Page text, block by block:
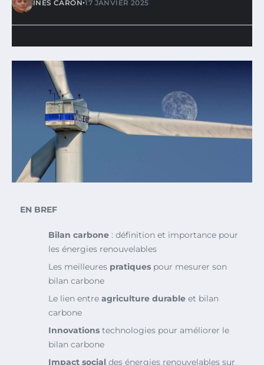
INÈS CARON•17 JANVIER 2025
EN BREF
Bilan carbone : définition et importance pour
les énergies renouvelables
Les meilleures pratiques pour mesurer son
bilan carbone
Le lien entre agriculture durable et bilan
carbone
Innovations technologies pour améliorer le
bilan carbone
Impact social des énergies renouvelables sur